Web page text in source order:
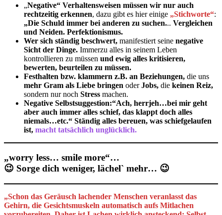
„Negative“ Verhaltensweisen müssen wir nur auch
rechtzeitig erkennen, dazu gibt es hier einige „Stichworte“:
„Die Schuld immer bei anderen zu suchen... Vergleichen
und Neiden. Perfektionismus.
Wer sich ständig beschwert, manifestiert seine negative
Sicht der Dinge. Immerzu alles in seinem Leben
kontrollieren zu müssen und ewig alles kritisieren,
bewerten, beurteilen zu müssen.
Festhalten bzw. klammern z.B. an Beziehungen, die uns
mehr Gram als Liebe bringen oderJobs, die keinen Reiz,
sondern nur noch Stress machen.
Negative Selbstsuggestion:“Ach, herrjeh…bei mir geht
aber auch immer alles schief, das klappt doch alles
niemals…etc.“ Ständig alles bereuen, was schiefgelaufen
ist, macht tatsächlich unglücklich.
„worry less… smile more“…
😉 Sorge dich weniger, lächel` mehr… 😉
„Schon das Geräusch lachender Menschen veranlasst das
Gehirn, die Gesichtsmuskeln automatisch aufs Mitlachen